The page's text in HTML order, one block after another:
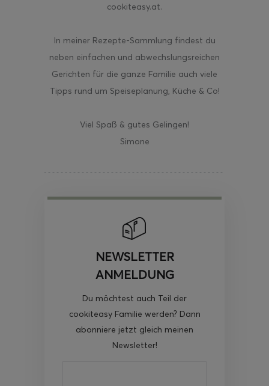
cookiteasy.at.
In meiner Rezepte-Sammlung findest du
neben einfachen und abwechslungsreichen
Gerichten für die ganze Familie auch viele
Tipps rund um Speiseplanung, Küche & Co!
Viel Spaß & gutes Gelingen!
Simone
NEWSLETTER
ANMELDUNG
Du möchtest auch Teil der
cookiteasy Familie werden? Dann
abonniere jetzt gleich meinen
Newsletter!